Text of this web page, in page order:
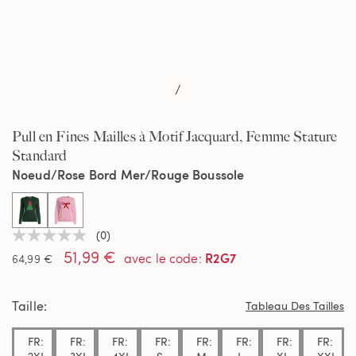
/
Pull en Fines Mailles à Motif Jacquard, Femme Stature
Standard
Aucune
valeur
de
sur
même
page.
(0)
64,99 €
51,99 € avec le code: R2G7
Noeud/Rose Bord Mer/Rouge Boussole
selected
Taille Tableau Des Tailles
FR:
FR:
FR:
FR:
FR:
FR:
FR:
FR: